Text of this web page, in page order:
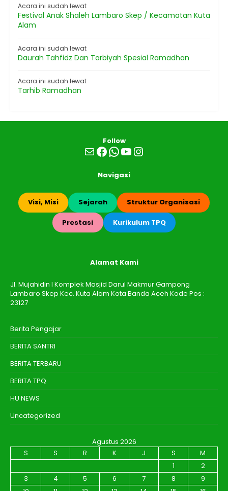
Acara ini sudah lewat
Festival Anak Shaleh Lambaro Skep / Kecamatan Kuta
Alam
Acara ini sudah lewat
Daurah Tahfidz Dan Tarbiyah Spesial Ramadhan
Acara ini sudah lewat
Tarhib Ramadhan
Follow
MailFacebook
WhatsApp
YouTube
Instagram
Navigasi
Visi, Misi Sejarah Struktur Organisasi
Prestasi Kurikulum TPQ
Alamat Kami
Jl. Mujahidin I Komplek Masjid Darul Makmur Gampong
Lambaro Skep Kec. Kuta Alam Kota Banda Aceh Kode Pos :
23127
Berita Pengajar
BERITA SANTRI
BERITA TERBARU
BERITA TPQ
HU NEWS
Uncategorized
Agustus 2026
S
S R K J S
M
1
2
3
4 5 6 7 8
9